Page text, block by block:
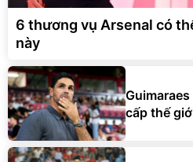
6 thương vụ Arsenal có
này
cấp thế